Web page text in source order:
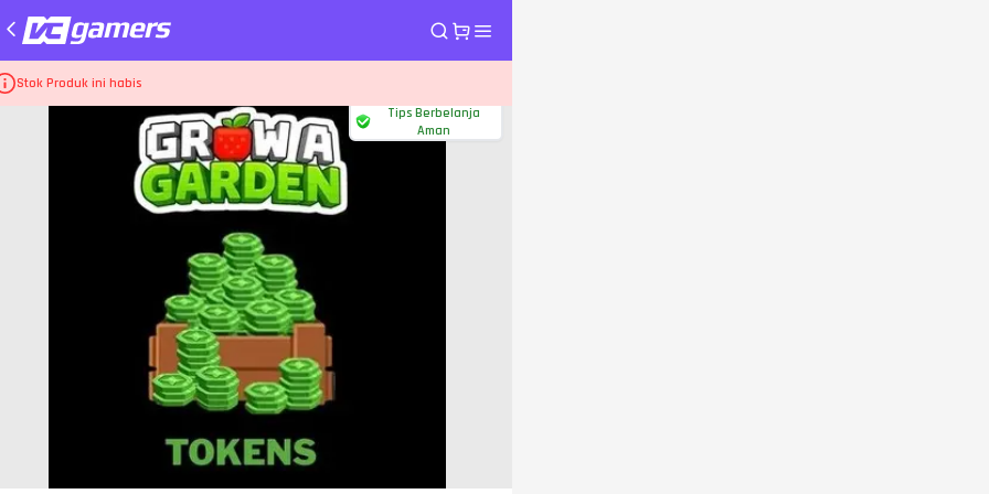
Stok Produk ini habis
Game Coins Grow A Garden - Roblox
Tips Berbelanja
Aman